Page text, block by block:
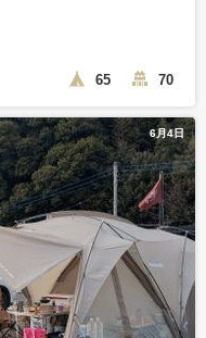
65 70
6月4日